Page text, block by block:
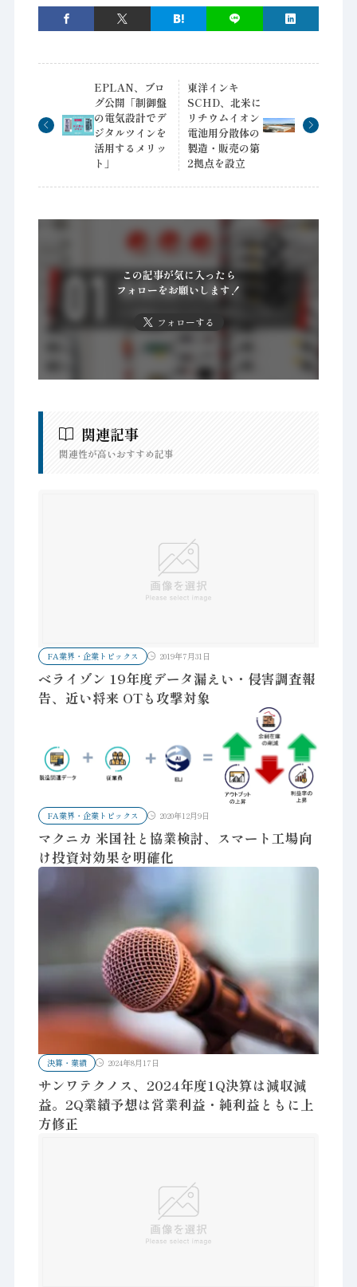
EPLAN、ブロ
グ公開「制御盤
の電気設計でデ
ジタルツインを
活用するメリッ
ト」
東洋インキ
SCHD、北米に
リチウムイオン
電池用分散体の
製造・販売の第
2拠点を設立
この記事が気に入ったら
フォローをお願いします！
フォローする
関連記事
関連性が高いおすすめ記事
FA業界・企業トピックス 2019年7月31日
ベライゾン 19年度データ漏えい・侵害調査報
告、近い将来 OTも攻撃対象
FA業界・企業トピックス 2020年12月9日
マクニカ 米国社と協業検討、スマート工場向
け投資対効果を明確化
決算・業績 2024年8月17日
サンワテクノス、2024年度1Q決算は減収減
益。2Q業績予想は営業利益・純利益ともに上
方修正